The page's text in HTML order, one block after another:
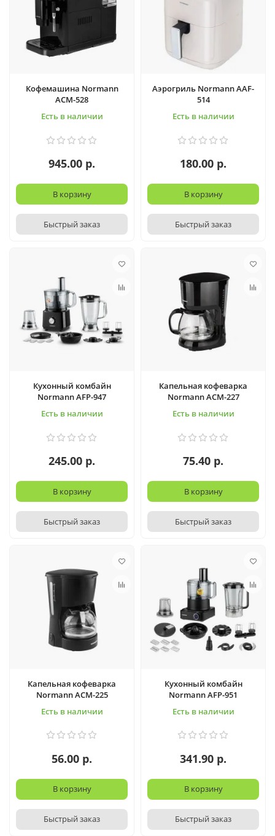
Кофемашина Normann
ACM-528
Есть в наличии
945.00 р.
В корзину
Быстрый заказ
Аэрогриль Normann AAF-
514
Есть в наличии
180.00 р.
В корзину
Быстрый заказ
Кухонный комбайн
Normann AFP-947
Есть в наличии
245.00 р.
В корзину
Быстрый заказ
Капельная кофеварка
Normann ACM-227
Есть в наличии
75.40 р.
В корзину
Быстрый заказ
Капельная кофеварка
Normann ACM-225
Есть в наличии
56.00 р.
В корзину
Быстрый заказ
Кухонный комбайн
Normann AFP-951
Есть в наличии
341.90 р.
В корзину
Быстрый заказ